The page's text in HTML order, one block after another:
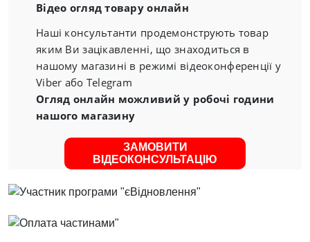
Відео огляд товару онлайн
Наші консультанти продемонструють товар
яким Ви зацікавленні, що знаходиться в
нашому магазині в режимі відеоконференції у
Viber або Telegram
Огляд онлайн можливий у робочі години
нашого магазину
ЗАМОВИТИ
ВІДЕОКОНСУЛЬТАЦІЮ